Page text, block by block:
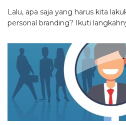
Lalu, apa saja yang harus kita
personal branding? Ikuti